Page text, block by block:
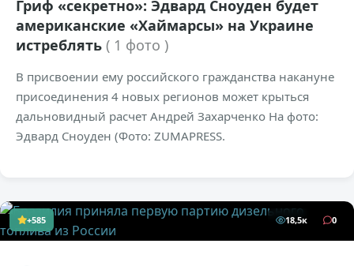
Гриф «секретно»: Эдвард Сноуден будет
американские «Хаймарсы» на Украине
истреблять ( 1 фото )
В присвоении ему российского гражданства накануне
присоединения 4 новых регионов может крыться
дальновидный расчет Андрей Захарченко На фото:
Эдвард Сноуден (Фото: ZUMAPRESS.
+585 18,5к 0